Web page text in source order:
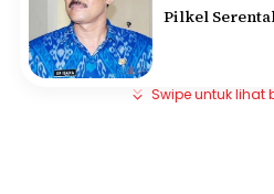
Pilkel
Swipe untuk lihat